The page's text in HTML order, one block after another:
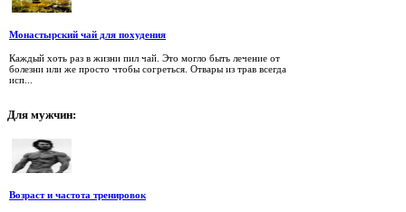
Монастырский чай для похудения
Каждый хоть раз в жизни пил чай. Это могло быть лечение от
болезни или же просто чтобы согреться. Отвары из трав всегда
исп...
Для мужчин:
Возраст и частота тренировок